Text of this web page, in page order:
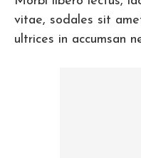
vitae, sodales sit
ultrices in accumsan